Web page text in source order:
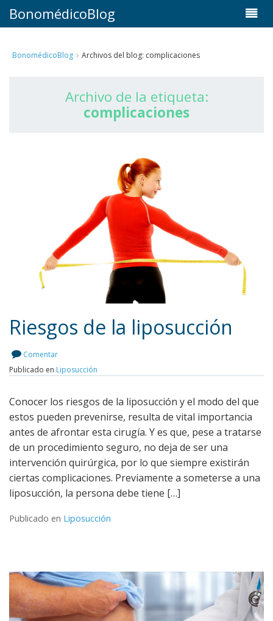
BonomédicoBlog
BonomédicoBlog Archivos del blog: complicaciones
Archivo de la etiqueta:
complicaciones
Leer más
Riesgos de la liposucción
Comentar
Publicado en Liposucción
Conocer los riesgos de la liposucción y el modo del que
estos pueden prevenirse, resulta de vital importancia
antes de afrontar esta cirugía. Y es que, pese a tratarse
de un procedimiento seguro, no deja de ser una
intervención quirúrgica, por lo que siempre existirán
ciertas complicaciones. Previamente a someterse a una
liposucción, la persona debe tiene […]
Publicado en Liposucción